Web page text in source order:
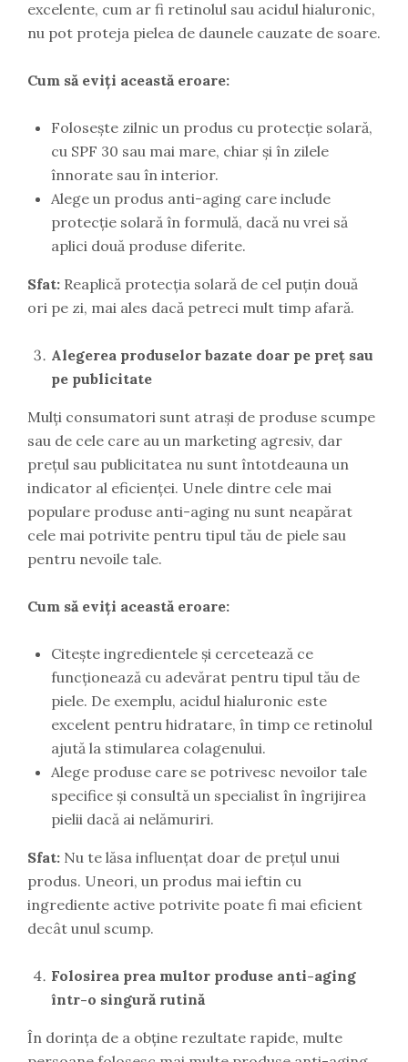
excelente, cum ar fi retinolul sau acidul hialuronic,
nu pot proteja pielea de daunele cauzate de soare.
Cum să eviți această eroare:
Folosește zilnic un produs cu protecție solară,
cu SPF 30 sau mai mare, chiar și în zilele
înnorate sau în interior.
Alege un produs anti-aging care include
protecție solară în formulă, dacă nu vrei să
aplici două produse diferite.
Sfat: Reaplică protecția solară de cel puțin două
ori pe zi, mai ales dacă petreci mult timp afară.
Alegerea produselor bazate doar pe preț sau
pe publicitate
Mulți consumatori sunt atrași de produse scumpe
sau de cele care au un marketing agresiv, dar
prețul sau publicitatea nu sunt întotdeauna un
indicator al eficienței. Unele dintre cele mai
populare produse anti-aging nu sunt neapărat
cele mai potrivite pentru tipul tău de piele sau
pentru nevoile tale.
Cum să eviți această eroare:
Citește ingredientele și cercetează ce
funcționează cu adevărat pentru tipul tău de
piele. De exemplu, acidul hialuronic este
excelent pentru hidratare, în timp ce retinolul
ajută la stimularea colagenului.
Alege produse care se potrivesc nevoilor tale
specifice și consultă un specialist în îngrijirea
pielii dacă ai nelămuriri.
Sfat: Nu te lăsa influențat doar de prețul unui
produs. Uneori, un produs mai ieftin cu
ingrediente active potrivite poate fi mai eficient
decât unul scump.
Folosirea prea multor produse anti-aging
într-o singură rutină
În dorința de a obține rezultate rapide, multe